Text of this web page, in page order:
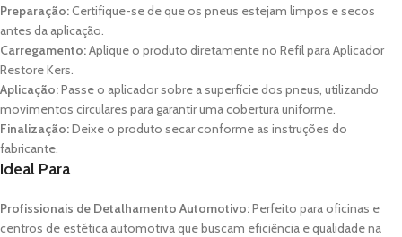
Preparação:Certifique-se de que os pneus estejam limpos e secos
antes da aplicação.
Carregamento:Aplique o produto diretamente no Refil para Aplicador
Restore Kers.
Aplicação:Passe o aplicador sobre a superfície dos pneus, utilizando
movimentos circulares para garantir uma cobertura uniforme.
Finalização:Deixe o produto secar conforme as instruções do
fabricante.
Ideal Para
Profissionais de Detalhamento Automotivo:Perfeito para oficinas e
centros de estética automotiva que buscam eficiência e qualidade na